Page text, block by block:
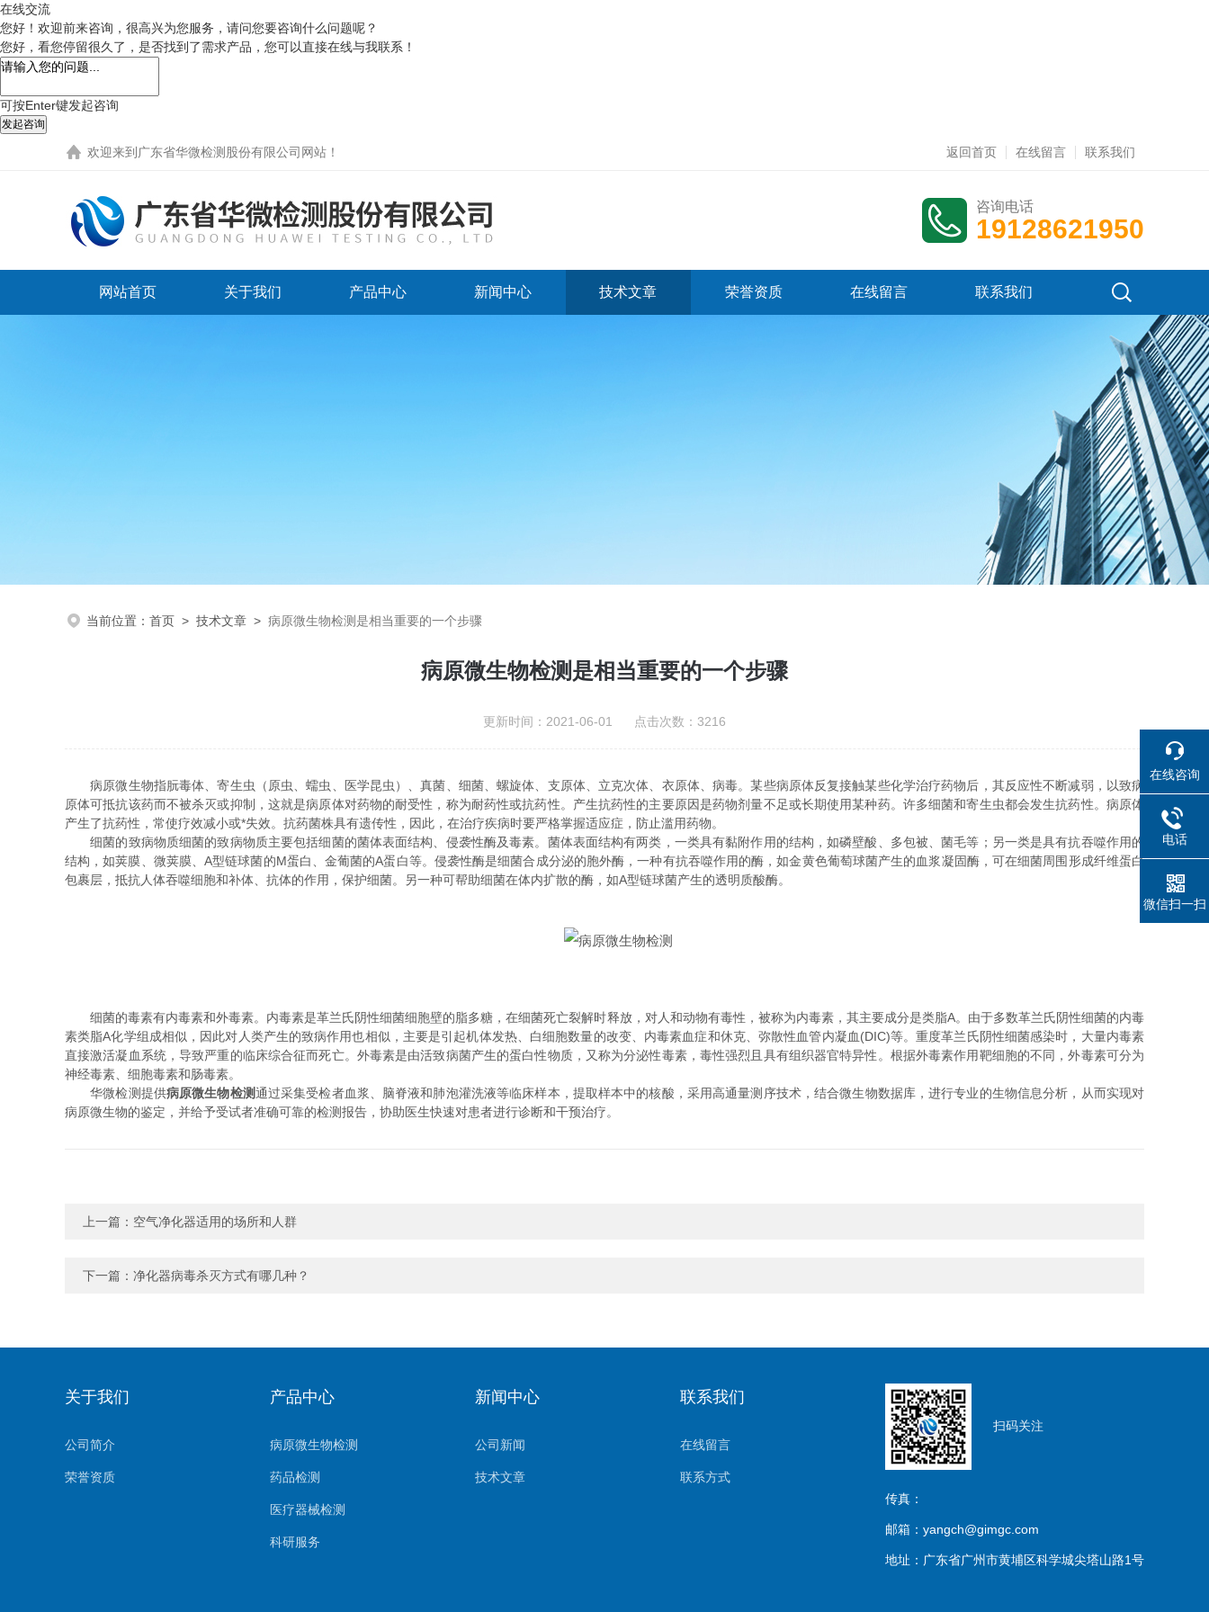
在线交流
您好！欢迎前来咨询，很高兴为您服务，请问您要咨询什么问题呢？
您好，看您停留很久了，是否找到了需求产品，您可以直接在线与我联系！
可按Enter键发起咨询
发起咨询
欢迎来到 广东省华微检测股份有限公司网站 ！ 返回首页 在线留言 联系我们
咨询电话
19128621950
网站首页 关于我们 产品中心 新闻中心 技术文章 荣誉资质 在线留言 联系我们
当前位置： 首页 > 技术文章 > 病原微生物检测是相当重要的一个步骤
病原微生物检测是相当重要的一个步骤
更新时间：2021-06-01 点击次数：3216
病原微生物指朊毒体、寄生虫（原虫、蠕虫、医学昆虫）、真菌、细菌、螺旋体、支原体、立克次体、衣原体、病毒。某些病原体反复接触某些化学治疗药物后，其反应性不断减弱，以致病
原体可抵抗该药而不被杀灭或抑制，这就是病原体对药物的耐受性，称为耐药性或抗药性。产生抗药性的主要原因是药物剂量不足或长期使用某种药。许多细菌和寄生虫都会发生抗药性。病原体
产生了抗药性，常使疗效减小或*失效。抗药菌株具有遗传性，因此，在治疗疾病时要严格掌握适应症，防止滥用药物。
细菌的致病物质细菌的致病物质主要包括细菌的菌体表面结构、侵袭性酶及毒素。菌体表面结构有两类，一类具有黏附作用的结构，如磷壁酸、多包被、菌毛等；另一类是具有抗吞噬作用的
结构，如荚膜、微荚膜、A型链球菌的M蛋白、金葡菌的A蛋白等。侵袭性酶是细菌合成分泌的胞外酶，一种有抗吞噬作用的酶，如金黄色葡萄球菌产生的血浆凝固酶，可在细菌周围形成纤维蛋白
包裹层，抵抗人体吞噬细胞和补体、抗体的作用，保护细菌。另一种可帮助细菌在体内扩散的酶，如A型链球菌产生的透明质酸酶。
细菌的毒素有内毒素和外毒素。内毒素是革兰氏阴性细菌细胞壁的脂多糖，在细菌死亡裂解时释放，对人和动物有毒性，被称为内毒素，其主要成分是类脂A。由于多数革兰氏阴性细菌的内毒
素类脂A化学组成相似，因此对人类产生的致病作用也相似，主要是引起机体发热、白细胞数量的改变、内毒素血症和休克、弥散性血管内凝血(DIC)等。重度革兰氏阴性细菌感染时，大量内毒素
直接激活凝血系统，导致严重的临床综合征而死亡。外毒素是由活致病菌产生的蛋白性物质，又称为分泌性毒素，毒性强烈且具有组织器官特异性。根据外毒素作用靶细胞的不同，外毒素可分为
神经毒素、细胞毒素和肠毒素。
华微检测提供病原微生物检测通过采集受检者血浆、脑脊液和肺泡灌洗液等临床样本，提取样本中的核酸，采用高通量测序技术，结合微生物数据库，进行专业的生物信息分析，从而实现对
病原微生物的鉴定，并给予受试者准确可靠的检测报告，协助医生快速对患者进行诊断和干预治疗。
上一篇： 空气净化器适用的场所和人群
下一篇： 净化器病毒杀灭方式有哪几种？
关于我们
公司简介
荣誉资质
产品中心
病原微生物检测
药品检测
医疗器械检测
科研服务
新闻中心
公司新闻
技术文章
联系我们
在线留言
联系方式
扫码关注
传真：
邮箱：yangch@gimgc.com
地址：广东省广州市黄埔区科学城尖塔山路1号
在线咨询
电话
微信扫一扫